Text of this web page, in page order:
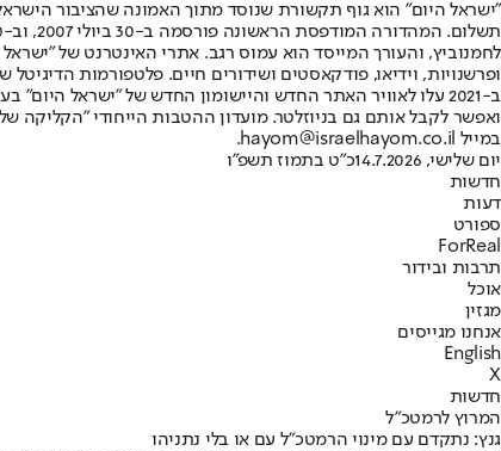
"ישראל היום" הוא גוף תקשורת שנוסד מתוך האמונה שהציבור
ופרשנויות, וידיאו, פודקאסטים ושידורים חיים. פלטפורמות הדיגיטל
ב-2021 עלו לאוויר האתר החדש והיישומון החדש של "ישראל
ואפשר לקבל אותם גם בניוזלטר. מועדון ההטבות הייחודי "הקליקה
במייל hayom@israelhayom.co.il.
יום שלישי, 14.7.2026
כ"ט בתמוז תשפ"ו
חדשות
דעות
ספורט
ForReal
תרבות ובידור
אוכל
מגזין
אנחנו מגייסים
English
X
חדשות
המרוץ לרמטכ"ל
גנץ: נתקדם עם מינוי הרמטכ"ל עם או בלי נתניהו